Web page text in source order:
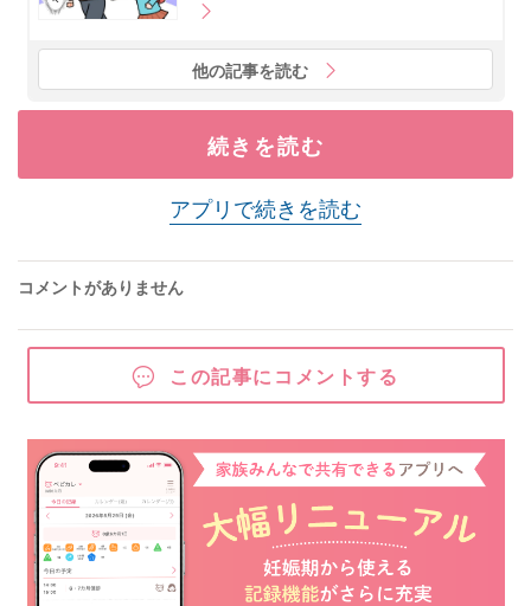
他の記事を読む
続きを読む
アプリで続きを読む
コメントがありません
この記事にコメントする